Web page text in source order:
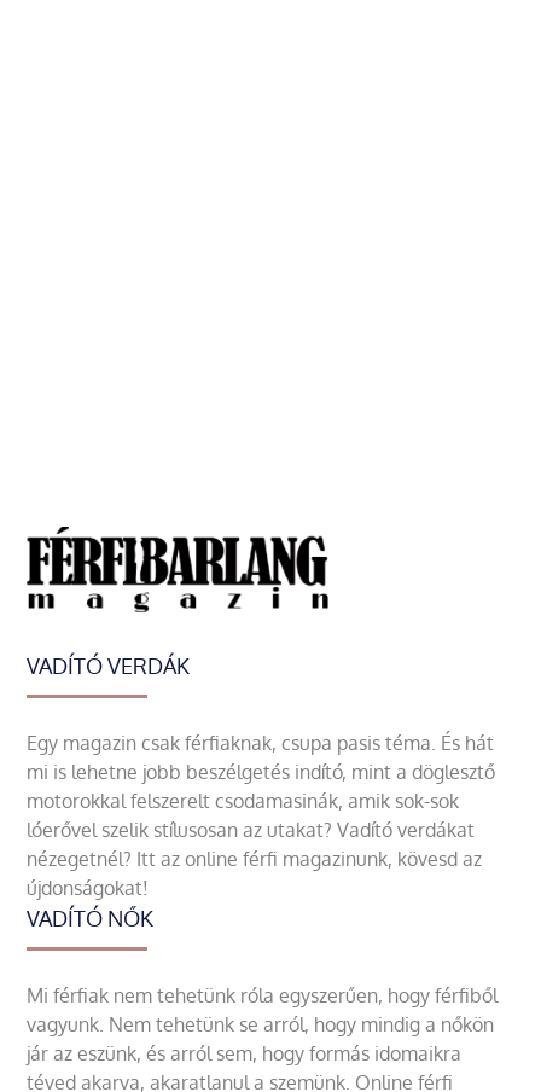
VADÍTÓ VERDÁK
Egy magazin csak férfiaknak, csupa pasis téma. És hát
mi is lehetne jobb beszélgetés indító, mint a döglesztő
motorokkal felszerelt csodamasinák, amik sok-sok
lóerővel szelik stílusosan az utakat? Vadító verdákat
nézegetnél? Itt az online férfi magazinunk, kövesd az
újdonságokat!
VADÍTÓ NŐK
Mi férfiak nem tehetünk róla egyszerűen, hogy férfiből
vagyunk. Nem tehetünk se arról, hogy mindig a nőkön
jár az eszünk, és arról sem, hogy formás idomaikra
téved akarva, akaratlanul a szemünk. Online férfi